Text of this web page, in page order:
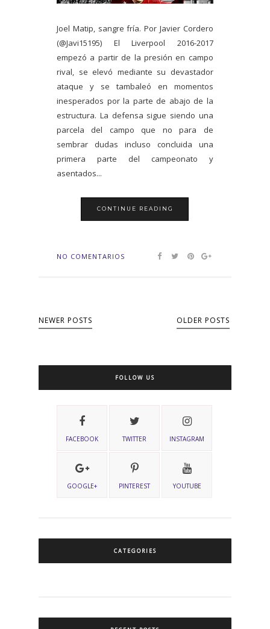
Joel Matip, sangre fría. Por Javier Cordero
(@Javi15195) El Liverpool 2016-2017
empezó a partir de la presión en campo
rival, se elevó mediante su devastador
ataque y se tambaleó en momentos
inesperados por la parte de abajo de la
estructura. La defensa sigue siendo una
parcela del campo que no para de
sembrar dudas incluso concluida una
primera parte del campeonato y
asentados...
CONTINUE READING
NO COMENTARIOS
NEWER POSTS OLDER POSTS
FOLLOW US
FACEBOOK TWITTER INSTAGRAM
GOOGLE+ PINTEREST YOUTUBE
CATEGORIES